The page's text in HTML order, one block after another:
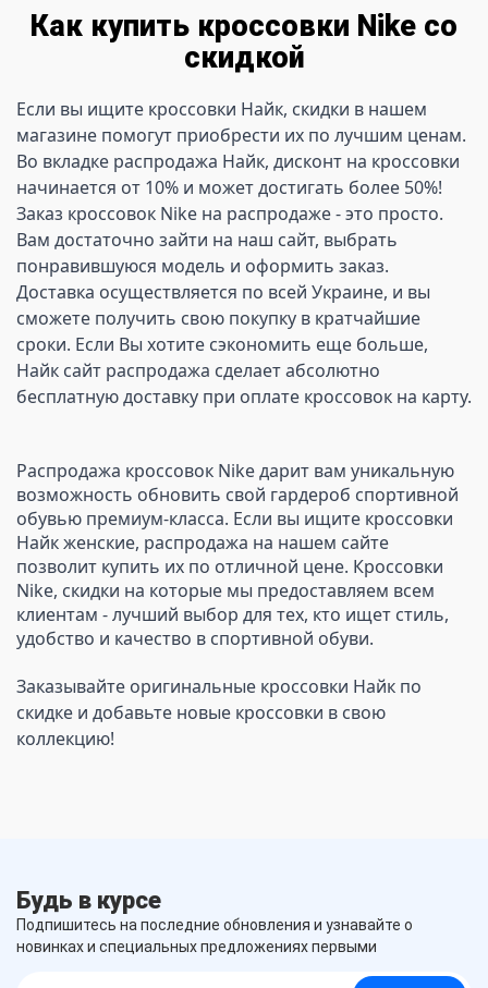
Как купить кроссовки Nike со
скидкой
Если вы ищите кроссовки Найк, скидки в нашем
магазине помогут приобрести их по лучшим ценам.
Во вкладке распродажа Найк, дисконт на кроссовки
начинается от 10% и может достигать более 50%!
Заказ кроссовок Nike на распродаже - это просто.
Вам достаточно зайти на наш сайт, выбрать
понравившуюся модель и оформить заказ.
Доставка осуществляется по всей Украине, и вы
сможете получить свою покупку в кратчайшие
сроки. Если Вы хотите сэкономить еще больше,
Найк сайт распродажа сделает абсолютно
Распродажа кроссовок Nike дарит вам уникальную
возможность обновить свой гардероб спортивной
обувью премиум-класса. Если вы ищите кроссовки
Найк женские, распродажа на нашем сайте
позволит купить их по отличной цене. Кроссовки
Nike, скидки на которые мы предоставляем всем
клиентам - лучший выбор для тех, кто ищет стиль,
удобство и качество в спортивной обуви.
Заказывайте оригинальные кроссовки Найк по
скидке и добавьте новые кроссовки в свою
коллекцию!
Будь в курсе
Подпишитесь на последние обновления и узнавайте о
новинках и специальных предложениях первыми